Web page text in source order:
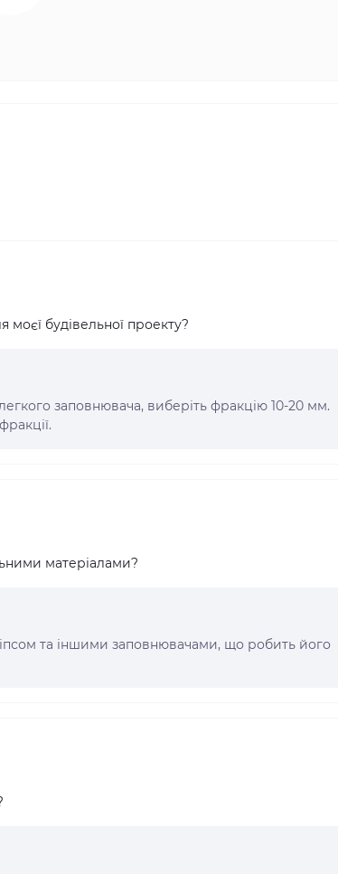
будівельної проекту?
заповнювача, виберіть фракцію 10-20 мм.
матеріалами?
та іншими заповнювачами, що робить його